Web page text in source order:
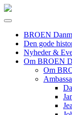
BROEN
Den gode
Nyheder &
Om BROEN
Om